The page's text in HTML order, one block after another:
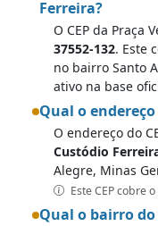
Ferreira?
O CEP da Praça
37552-132. Este
no bairro Santo
ativo na base
Qual o endereço
O endereço do
Custódio
Alegre, Minas
Este CEP cobre
Qual o bairro do